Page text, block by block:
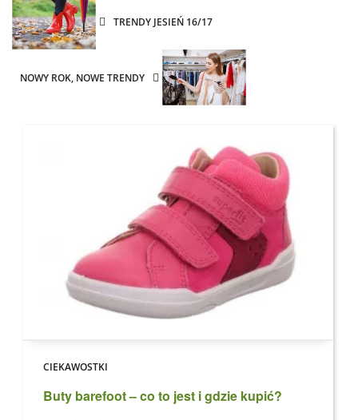
TRENDY JESIEŃ 16/17
NOWY ROK, NOWE TRENDY
CIEKAWOSTKI
Buty barefoot – co to jest i gdzie kupić?